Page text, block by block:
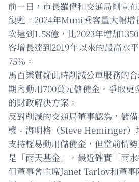
前一日，市長羅偉和交通局剛宣
復甦。2024年Muni乘客量大幅增
次達到1.58億，比2023年增加
客增長達到2019年以來的最高水
75%。
馬百樂質疑此時削減公車服務的
期內動用700萬元儲備金，爭取更
的財政解決方案。
反對削減的交通局董事認為，儲
機。海明格（Steve Heminger）
支持輕易動用儲備金，但當前情
是「雨天基金」，最近確實「雨水
但董事會主席Janet Tarlov和董